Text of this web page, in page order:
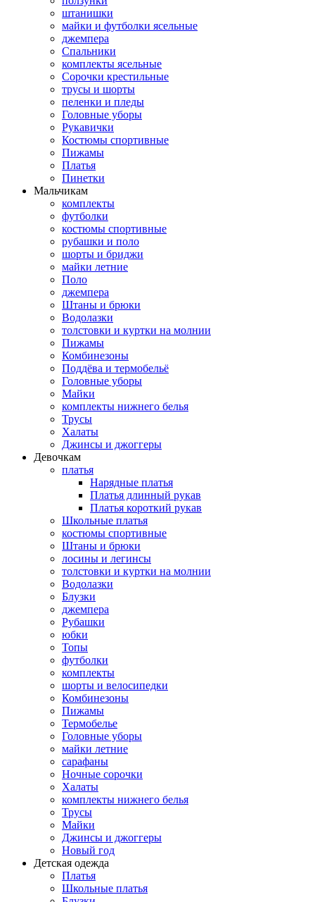
штанишки
майки и футболки ясельные
джемпера
Спальники
комплекты ясельные
Сорочки крестильные
трусы и шорты
пеленки и пледы
Головные уборы
Рукавички
Костюмы спортивные
Пижамы
Платья
Пинетки
Мальчикам
комплекты
футболки
костюмы спортивные
рубашки и поло
шорты и бриджи
майки летние
Поло
джемпера
Штаны и брюки
Водолазки
толстовки и куртки на молнии
Пижамы
Комбинезоны
Поддёва и термобельё
Головные уборы
Майки
комплекты нижнего белья
Трусы
Халаты
Джинсы и джоггеры
Девочкам
платья
Нарядные платья
Платья длинный рукав
Платья короткий рукав
Школьные платья
костюмы спортивные
Штаны и брюки
лосины и легинсы
толстовки и куртки на молнии
Водолазки
Блузки
джемпера
Рубашки
юбки
Топы
футболки
комплекты
шорты и велосипедки
Комбинезоны
Пижамы
Термобелье
Головные уборы
майки летние
сарафаны
Ночные сорочки
Халаты
комплекты нижнего белья
Трусы
Майки
Джинсы и джоггеры
Новый год
Детская одежда
Платья
Школьные платья